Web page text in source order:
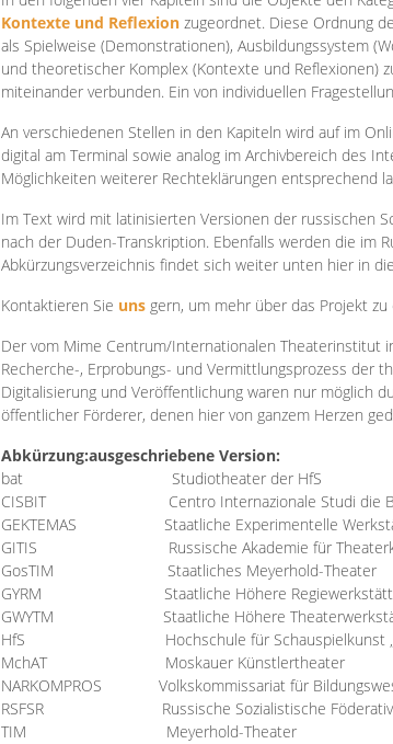
Kontexte und Reflexion zugeordnet. Diese Ordnung
als Spielweise (Demonstrationen), Ausbildungssystem
und theoretischer Komplex (Kontexte und Reflexionen)
miteinander verbunden. Ein von individuellen
An verschiedenen Stellen in den Kapiteln wird auf im
digital am Terminal sowie analog im Archivbereich des
Möglichkeiten weiterer Rechteklärungen entsprechend
Im Text wird mit latinisierten Versionen der russischen
nach der Duden-Transkription. Ebenfalls werden die im
Abkürzungsverzeichnis findet sich weiter unten hier in
Kontaktieren Sie uns gern, um mehr über das Projekt
Der vom Mime Centrum/Internationalen Theaterinstitut
Recherche-, Erprobungs- und Vermittlungsprozess der
Digitalisierung und Veröffentlichung waren nur möglich
öffentlicher Förderer, denen hier von ganzem Herzen
Abkürzung:ausgeschriebene Version:
bat
Studiotheater der HfS
CISBIT
Centro Internazionale Studi die
GEKTEMAS
Staatliche Experimentelle
GITIS
Russische Akademie für
GosTIM
Staatliches Meyerhold-Theater
GYRM
Staatliche Höhere
GWYTM
Staatliche Höhere
HfS
Hochschule für Schauspielkunst
MchAT
Moskauer Künstlertheater
NARKOMPROS
Volkskommissariat für
RSFSR
Russische Sozialistische
TIM Meyerhold-Theater